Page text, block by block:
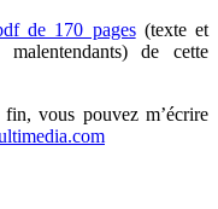
de 170 pages(texte et
de cette
vous pouvez m’écrire